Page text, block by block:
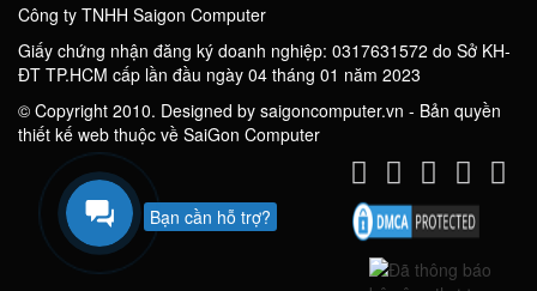
Công ty TNHH Saigon Computer
Giấy chứng nhận đăng ký doanh nghiệp: 0317631572 do Sở KH-
ĐT TP.HCM cấp lần đầu ngày 04 tháng 01 năm 2023
© Copyright 2010. Designed by saigoncomputer.vn - Bản quyền
thiết kế web thuộc về SaiGon Computer
Bạn cần hỗ trợ?